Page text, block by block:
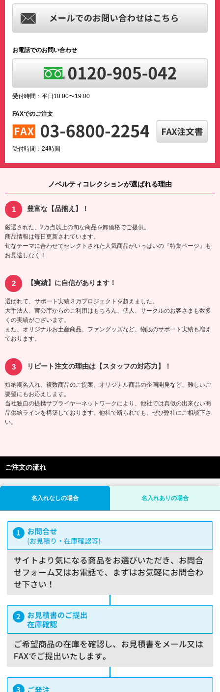
お電話でのお問い合わせ
受付時間：平日10:00〜19:00
FAXでのご注文
受付時間：24時間
ノベルティコレクションが選ばれる理由
豊富な【品揃え】！
厳選された、2万点以上の旬な商品を卸価格でご提供。
商品情報は毎日更新されています。
旬なテーマに合わせてセレクトされた人気商品がいっぱいの『特集ページ』も
お見逃しなく！
【実績】に自信があります！
選ばれて、サポート実績３万プロジェクトを超えました。
大手法人、官公庁からのご利用はもちろん、個人、サークルのお客さまも数多
くの実績がございます。
また、オリジナルお土産商品、ファングッズなど、物販のサポート実績も増え
ております。
リピート注文の理由は【スタッフの対応力】！
短納期名入れ、複数商品のご提案、オリジナル商品の企画開発など、難しいご
要望にもお応えします。
当社独自の提携サプライヤーネットワークにより、他社では真似の出来ない商
品供給ラインを構築しております。他社で断られても、ぜひ弊社にご相談下さ
い。
ご注文の流れ
名入れなしの場合 名入れありの場合